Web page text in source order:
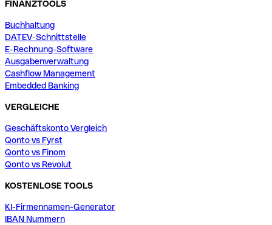
FINANZTOOLS
Buchhaltung
DATEV-Schnittstelle
E-Rechnung-Software
Ausgabenverwaltung
Cashflow Management
Embedded Banking
VERGLEICHE
Geschäftskonto Vergleich
Qonto vs Fyrst
Qonto vs Finom
Qonto vs Revolut
KOSTENLOSE TOOLS
KI-Firmennamen-Generator
IBAN Nummern